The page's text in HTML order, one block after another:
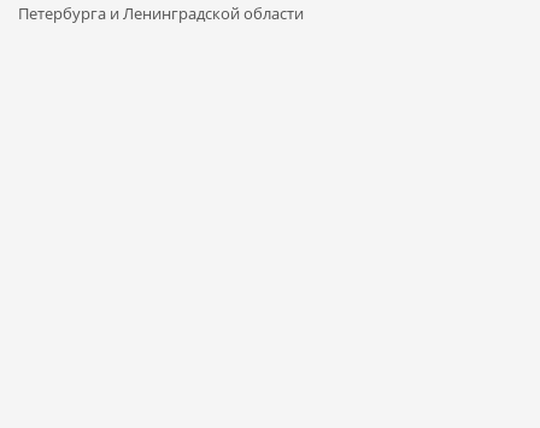
Петербурга и Ленинградской области